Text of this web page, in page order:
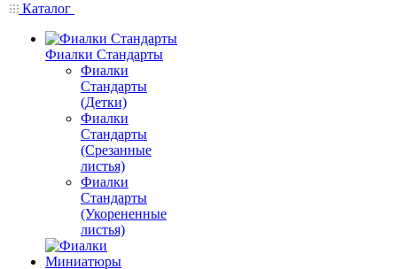
Каталог
Фиалки Стандарты
Фиалки
Стандарты
(Детки)
Фиалки
Стандарты
(Срезанные
листья)
Фиалки
Стандарты
(Укорененные
листья)